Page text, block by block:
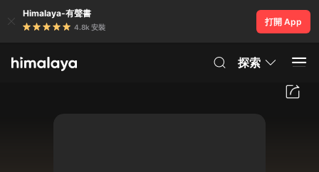
Himalaya-有聲書
4.8k 安裝
打開 App
探索